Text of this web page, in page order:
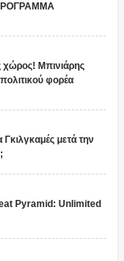
χώρος! Μπινιάρης
φορέα
μετά την
Pyramid: Unlimited